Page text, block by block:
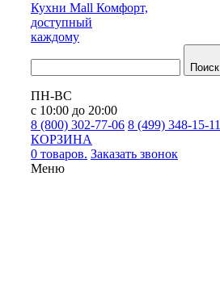
Кухни Mall Комфорт,
доступный
каждому
Поиск
ПН-ВС
с 10:00 до 20:00
8 (800) 302-77-06 8 (499) 348-15-11
КОРЗИНА
0 товаров. Заказать звонок
Меню